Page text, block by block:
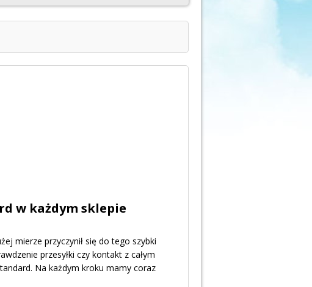
w każdym sklepie
mierze przyczynił się do tego szybki
przesyłki czy kontakt z całym
Na każdym kroku mamy coraz